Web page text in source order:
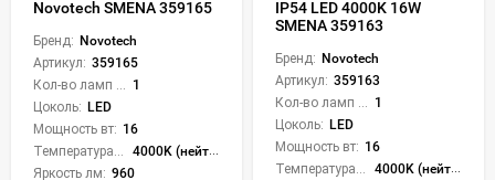
Novotech SMENA 359165
Бренд: Novotech
Артикул: 359165
1
Цоколь: LED
Мощность вт: 16
4000K (нейтральный)
Яркость лм: 960
IP54 LED 4000K 16W
SMENA 359163
Бренд: Novotech
Артикул: 359163
1
Цоколь: LED
Мощность вт: 16
4000K (нейтральный)